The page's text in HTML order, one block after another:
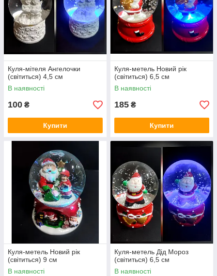
Куля-мітеля Ангелочки
(світиться) 4,5 см
В наявності
100 ₴
Купити
Куля-метель Новий рік
(світиться) 6,5 см
В наявності
185 ₴
Купити
Куля-метель Новий рік
(світиться) 9 см
В наявності
Куля-метель Дід Мороз
(світиться) 6,5 см
В наявності